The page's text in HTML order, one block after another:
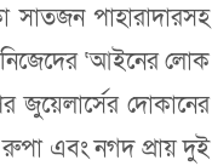
সাতজন পাহারাদারসহ
‘আইনের লোক
জুয়েলার্সের দোকানের
এবং নগদ প্রায় দুই